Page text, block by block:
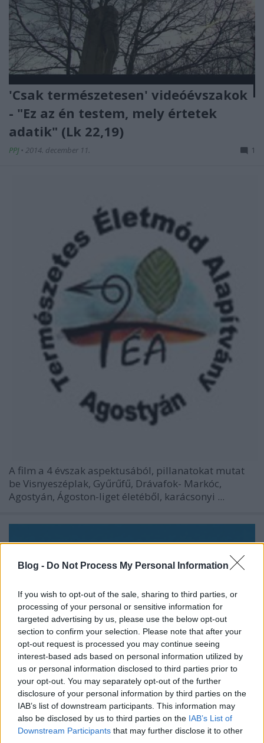
Blog - Do Not Process My Personal Information
If you wish to opt-out of the sale, sharing to third parties, or
processing of your personal or sensitive information for
targeted advertising by us, please use the below opt-out
section to confirm your selection. Please note that after your
opt-out request is processed you may continue seeing
interest-based ads based on personal information utilized by
us or personal information disclosed to third parties prior to
your opt-out. You may separately opt-out of the further
disclosure of your personal information by third parties on the
IAB’s list of downstream participants. This information may
also be disclosed by us to third parties on the IAB’s List of
Downstream Participants that may further disclose it to other
'Csak természetesen' videóévszakok
- "Ez az én testem, mely értetek
adatik" (Lk 22,19)
PPJ • 2014. december 11. 1
A film a 4 évszak aspektusából, pillanatokat mutat
be Visnyeszéplak, Gyűrűfű, Drávafok- Markóc,
Agostyán, Ágoston-liget életéből, karácsonyi ...